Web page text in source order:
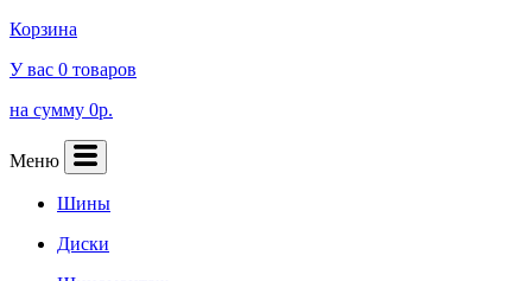
Корзина
У вас 0 товаров
на сумму 0р.
Меню
Шины
Диски